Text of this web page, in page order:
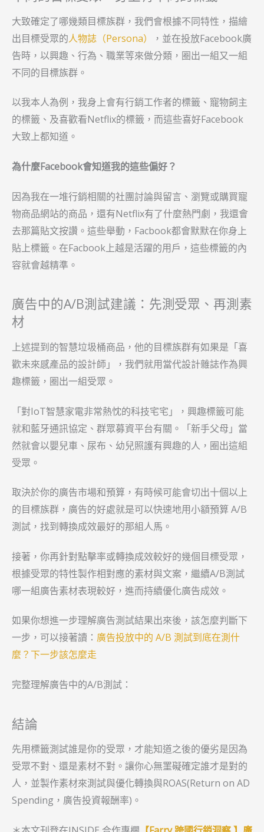
大致確定了哪幾類目標族群，我們會根據不同特性，描繪
出目標受眾的人物誌（Persona）
，並在投放Facebook廣
告時，以興趣、行為、職業等來做分類，圈出一組又一組
不同的目標族群。
以我本人為例，我身上會有行銷工作者的標籤、寵物飼主
的標籤、及喜歡看Netflix的標籤，而這些喜好Facebook
大致上都知道。
為什麼Facebook會知道我的這些偏好？
因為我在一堆行銷相關的社團討論與留言、瀏覽或購買寵
物商品網站的商品，還有Netflix有了什麼熱門劇，我還會
去那篇貼文按讚。這些舉動，Facbook都會默默在你身上
貼上標籤。在Facbook上越是活躍的用戶，這些標籤的內
容就會越精準。
廣告中的A/B測試建議：先測受眾、再測素
材
上述提到的智慧垃圾桶商品，他的目標族群有如果是「喜
歡未來感產品的設計師」，我們就用當代設計雜誌作為興
趣標籤，圈出一組受眾。
「對IoT智慧家電非常熱忱的科技宅宅」，興趣標籤可能
就和藍牙通訊協定、群眾募資平台有關。「新手父母」當
然就會以嬰兒車、尿布、幼兒照護有興趣的人，圈出這組
受眾。
取決於你的廣告市場和預算，有時候可能會切出十個以上
的目標族群，廣告的好處就是可以快速地用小額預算 A/B
測試，找到轉換成效最好的那組人馬。
接著，你再針對點擊率或轉換成效較好的幾個目標受眾，
根據受眾的特性製作相對應的素材與文案，繼續A/B測試
哪一組廣告素材表現較好，進而持續優化廣告成效。
如果你想進一步理解廣告測試結果出來後，該怎麼判斷下
一步，可以接著讀： 廣告投放中的 A/B 測試到底在測什
麼？下一步該怎麼走
完整理解廣告中的A/B測試：
結論
先用標籤測試誰是你的受眾，才能知道之後的優劣是因為
受眾不對、還是素材不對。讓你心無罣礙確定誰才是對的
人，並製作素材來測試與優化轉換與ROAS(Return on AD
Spending，廣告投資報酬率)。